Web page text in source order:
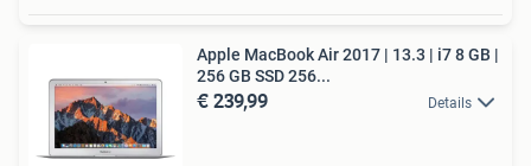
Apple MacBook Air 2017 | 13.3 | i7 8 GB |
256 GB SSD 256...
€ 239,99 Details